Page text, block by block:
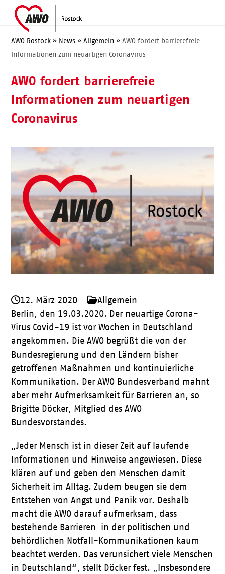
content
Open
mobile
menu
Close
mobile
menu
AWO Rostock » News »Allgemein »AWO fordert barrierefreie
Informationen zum neuartigen Coronavirus
AWO fordert barrierefreie
Informationen zum neuartigen
Coronavirus
12. März 2020
Allgemein
Berlin, den 19.03.2020. Der neuartige Corona-
Virus Covid-19 ist vor Wochen in Deutschland
angekommen. Die AWO begrüßt die von der
Bundesregierung und den Ländern bisher
getroffenen Maßnahmen und kontinuierliche
Kommunikation. Der AWO Bundesverband mahnt
aber mehr Aufmerksamkeit für Barrieren an, so
Brigitte Döcker, Mitglied des AWO
Bundesvorstandes.
„Jeder Mensch ist in dieser Zeit auf laufende
Informationen und Hinweise angewiesen. Diese
klären auf und geben den Menschen damit
Sicherheit im Alltag. Zudem beugen sie dem
Entstehen von Angst und Panik vor. Deshalb
macht die AWO darauf aufmerksam, dass
bestehende Barrieren in der politischen und
behördlichen Notfall-Kommunikationen kaum
beachtet werden. Das verunsichert viele Menschen
in Deutschland“, stellt Döcker fest. „Insbesondere